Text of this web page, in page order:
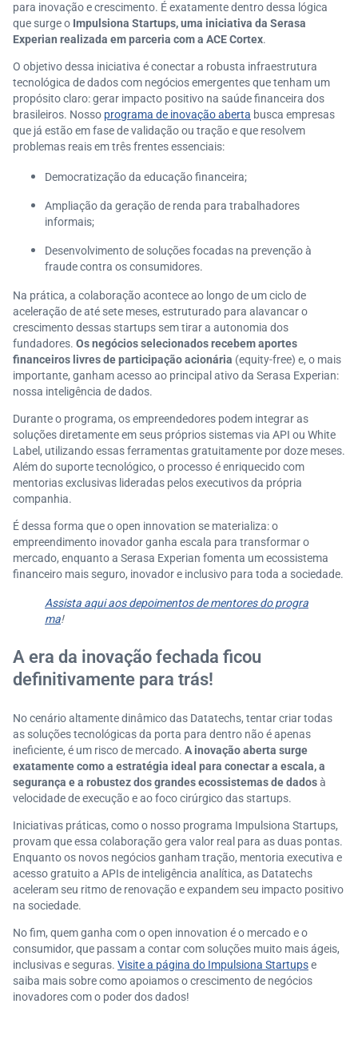
para inovação e crescimento. É exatamente dentro dessa lógica
que surge o Impulsiona Startups, uma iniciativa da Serasa
Experian realizada em parceria com a ACE Cortex.
O objetivo dessa iniciativa é conectar a robusta infraestrutura
tecnológica de dados com negócios emergentes que tenham um
propósito claro: gerar impacto positivo na saúde financeira dos
brasileiros. Nosso programa de inovação aberta busca empresas
que já estão em fase de validação ou tração e que resolvem
problemas reais em três frentes essenciais:
Democratização da educação financeira;
Ampliação da geração de renda para trabalhadores
informais;
Desenvolvimento de soluções focadas na prevenção à
fraude contra os consumidores.
Na prática, a colaboração acontece ao longo de um ciclo de
aceleração de até sete meses, estruturado para alavancar o
crescimento dessas startups sem tirar a autonomia dos
fundadores. Os negócios selecionados recebem aportes
financeiros livres de participação acionária (equity-free) e, o mais
importante, ganham acesso ao principal ativo da Serasa Experian:
nossa inteligência de dados.
Durante o programa, os empreendedores podem integrar as
soluções diretamente em seus próprios sistemas via API ou White
Label, utilizando essas ferramentas gratuitamente por doze meses.
Além do suporte tecnológico, o processo é enriquecido com
mentorias exclusivas lideradas pelos executivos da própria
companhia.
É dessa forma que o open innovation se materializa: o
empreendimento inovador ganha escala para transformar o
mercado, enquanto a Serasa Experian fomenta um ecossistema
financeiro mais seguro, inovador e inclusivo para toda a sociedade.
Assista aqui aos depoimentos de mentores do progra
ma!
A era da inovação fechada ficou
definitivamente para trás!
No cenário altamente dinâmico das Datatechs, tentar criar todas
as soluções tecnológicas da porta para dentro não é apenas
ineficiente, é um risco de mercado. A inovação aberta surge
exatamente como a estratégia ideal para conectar a escala, a
segurança e a robustez dos grandes ecossistemas de dadosà
velocidade de execução e ao foco cirúrgico das startups.
Iniciativas práticas, como o nosso programa Impulsiona Startups,
provam que essa colaboração gera valor real para as duas pontas.
Enquanto os novos negócios ganham tração, mentoria executiva e
acesso gratuito a APIs de inteligência analítica, as Datatechs
aceleram seu ritmo de renovação e expandem seu impacto positivo
na sociedade.
No fim, quem ganha com o open innovation é o mercado e o
consumidor, que passam a contar com soluções muito mais ágeis,
inclusivas e seguras. Visite a página do Impulsiona Startupse
saiba mais sobre como apoiamos o crescimento de negócios
inovadores com o poder dos dados!